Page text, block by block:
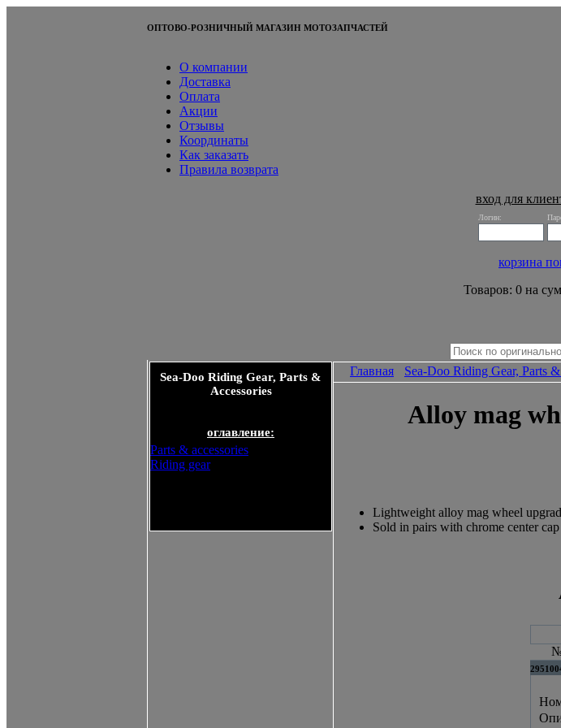
ОПТОВО-РОЗНИЧНЫЙ МАГАЗИН МОТОЗАПЧАСТЕЙ
О компании
Доставка
Оплата
Акции
Отзывы
Координаты
Как заказать
Правила возврата
вход для
Логин:
корзина
Товаров: 0 на
Sea-Doo Riding Gear, Parts &
Accessories
оглавление:
Parts & accessories
Riding gear
Главная Sea-Doo Riding Gear, Parts
Alloy mag
Lightweight alloy mag wheel
Sold in pairs with chrome center
№